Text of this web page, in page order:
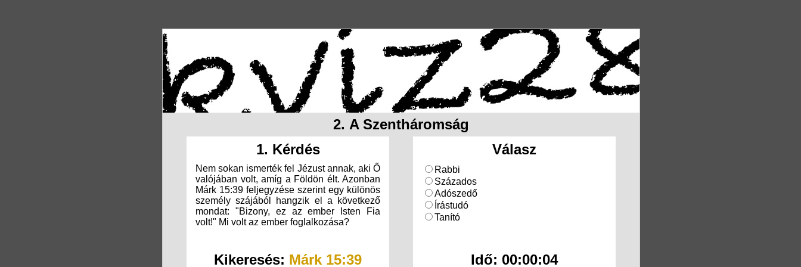
2. A Szentháromság
1. Kérdés
Válasz
Nem sokan ismerték fel Jézust annak, aki Ő
valójában volt, amíg a Földön élt. Azonban
Márk 15:39 feljegyzése szerint egy különös
személy szájából hangzik el a következő
mondat: "Bizony, ez az ember Isten Fia
volt!" Mi volt az ember foglalkozása?
Rabbi
Százados
Adószedő
Írástudó
Tanító
Kikeresés: Márk 15:39 Idő: 00:00:04